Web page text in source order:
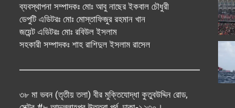
ব্যবস্থাপনা সম্পাদকঃ মোঃ আবু নাছের ইকবাল চৌধুরী
ডেপুটি এডিটরঃ মোঃ মোস্তাফিজুর রহমান খান
জয়েন্ট এডিটরঃ মোঃ রবিউল ইসলাম
সহকারী সম্পাদকঃ শাহ রাশিদুল ইসলাম রাসেল
৩৮ মা ভবন (তৃতীয় তলা) বীর মুক্তিযোদ্ধা কুতুবউদ্দিন রোড,